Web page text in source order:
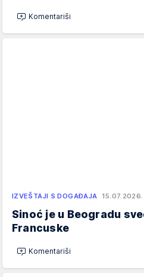
Komentariši
IZVEŠTAJI S DOGAĐAJA 15.07.2026.
Sinoć je u Beogradu
Francuske
Komentariši